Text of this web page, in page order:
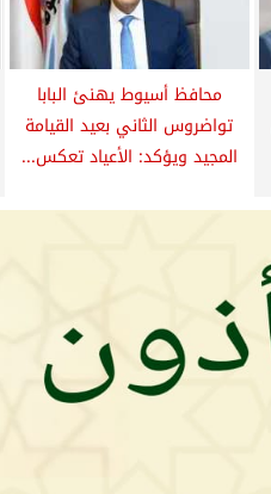
محافظ أسيوط يهنئ البابا
تواضروس الثاني بعيد القيامة
المجيد ويؤكد: الأعياد تعكس...